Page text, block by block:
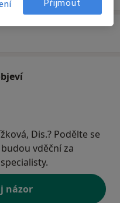
Dis.? Podělte se
vděční za
názor
Přijmout